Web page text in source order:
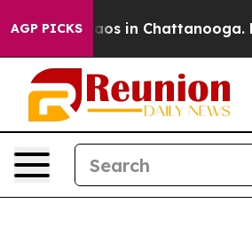
AGP PICKSChaos in Chattanooga.